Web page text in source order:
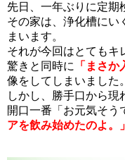
先日、一年ぶりに定期
その家は、浄化槽にい
まいます。
それが今回はとてもキ
驚きと同時に
「まさか
像をしてしまいました。
しかし、勝手口から現
開口一番「お元気そう
アを飲み始めたのよ。」